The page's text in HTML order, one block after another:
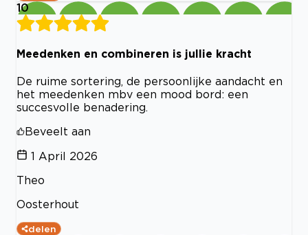
10
Meedenken en combineren is jullie kracht
De ruime sortering, de persoonlijke aandacht en
het meedenken mbv een mood bord: een
succesvolle benadering.
Beveelt aan
1 April 2026
Theo
Oosterhout
delen